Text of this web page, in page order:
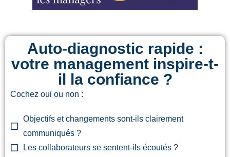
Auto-diagnostic rapide :
votre management inspire-t-
il la confiance ?
Cochez oui ou non :
Objectifs et changements sont-ils clairement
communiqués ?
Les collaborateurs se sentent-ils écoutés ?